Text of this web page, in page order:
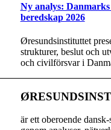
Ny analys:
beredskap 2026
Øresundsinstituttet
strukturer, beslut och
och civilförsvar i
är ett oberoende